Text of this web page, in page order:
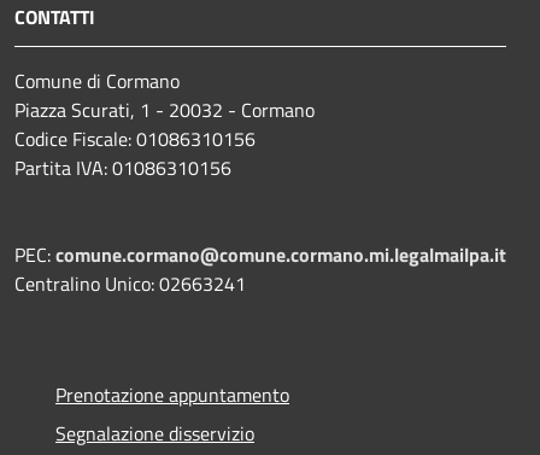
CONTATTI
Comune di Cormano
Piazza Scurati, 1 - 20032 - Cormano
Codice Fiscale: 01086310156
Partita IVA: 01086310156
PEC:comune.cormano@comune.cormano.mi.legalmailpa.it
Centralino Unico: 02663241
Prenotazione appuntamento
Segnalazione disservizio